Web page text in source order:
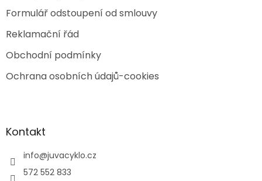
Formulář odstoupení od smlouvy
Reklamační řád
Obchodní podmínky
Ochrana osobních údajů-cookies
Kontakt
info@juvacyklo.cz
572 552 833